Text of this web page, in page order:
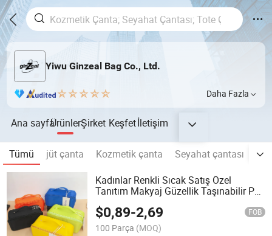
Yiwu Ginzeal Bag Co., Ltd.
Daha Fazla
Ana sayfaÜrünlerŞirket Keşfetİletişim
Tümü jüt çanta Kozmetik çanta Seyahat çantası
Kadınlar Renkli Sıcak Satış Özel
Tanıtım Makyaj Güzellik Taşınabilir PU
Seyahat Moda Çok Fonksiyonlu Fırça
Kozmetik Çantası
$0,89-2,69 FOB
100 Parça (MOQ)